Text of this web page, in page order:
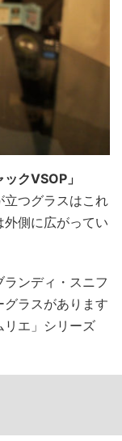
クVSOP」
立つグラスはこれ
側に広がってい
ンディ・スニフ
ラスがあります
リエ」シリーズ